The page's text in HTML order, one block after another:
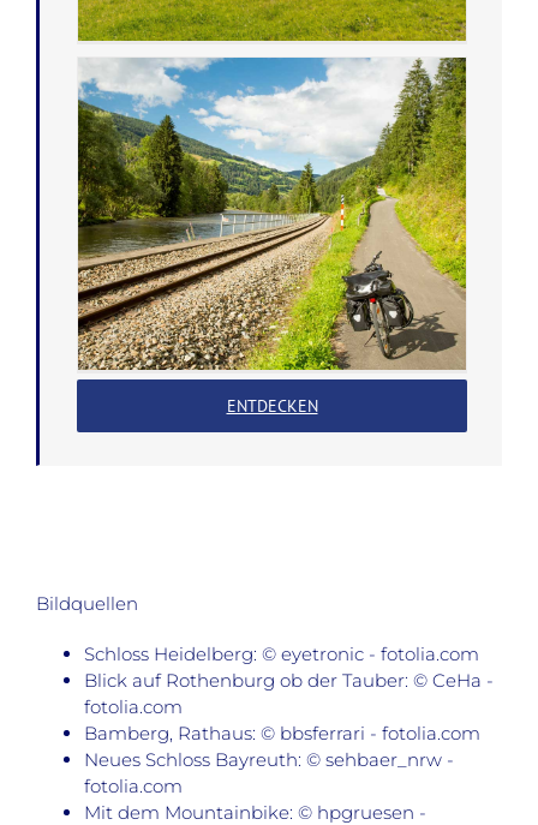
ENTDECKEN
Bildquellen
Schloss Heidelberg: © eyetronic - fotolia.com
Blick auf Rothenburg ob der Tauber: © CeHa -
fotolia.com
Bamberg, Rathaus: © bbsferrari - fotolia.com
Neues Schloss Bayreuth: © sehbaer_nrw -
fotolia.com
Mit dem Mountainbike: © hpgruesen -